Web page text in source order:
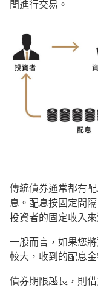
間進行交易。
傳統債券通常都有
息。配息按固定間
投資者的固定收入
一般而言，如果您
較大，收到的配息
債券期限越長，則